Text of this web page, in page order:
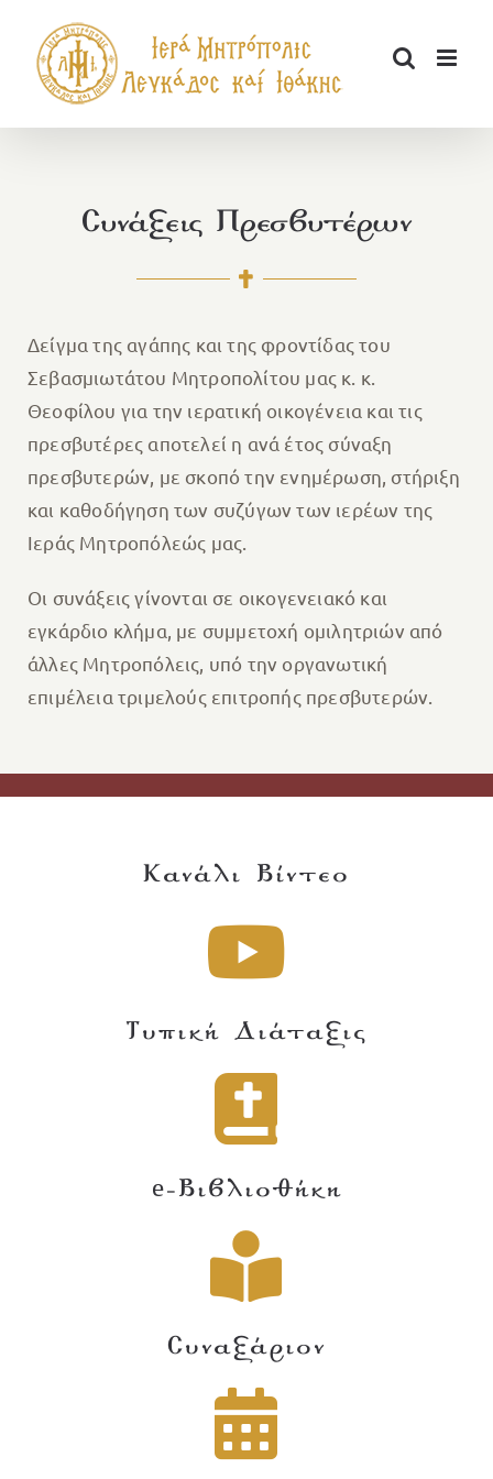
περιεχόμενο
Συνάξεις Πρεσβυτέρων
Δείγμα της αγάπης και της φροντίδας του
Σεβασμιωτάτου Μητροπολίτου μας κ. κ.
Θεοφίλου για την ιερατική οικογένεια και τις
πρεσβυτέρες αποτελεί η ανά έτος σύναξη
πρεσβυτερών, με σκοπό την ενημέρωση, στήριξη
και καθοδήγηση των συζύγων των ιερέων της
Ιεράς Μητροπόλεώς μας.
Οι συνάξεις γίνονται σε οικογενειακό και
εγκάρδιο κλήμα, με συμμετοχή ομιλητριών από
άλλες Μητροπόλεις, υπό την οργανωτική
επιμέλεια τριμελούς επιτροπής πρεσβυτερών.
Κανάλι Βίντεο
Τυπική Διάταξις
e-Βιβλιοθήκη
Συναξάριον